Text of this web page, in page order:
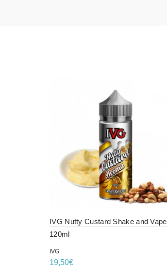
IVG Nutty Custard Shake and Vape
120ml
IVG
19,50€